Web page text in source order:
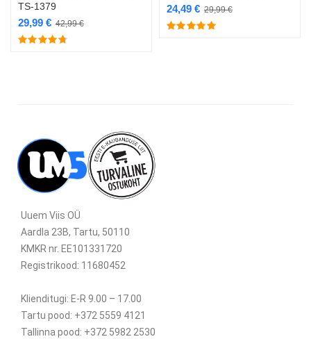
TS-1379
42,99€
29,99 €
29,99€
24,49 €
Uuem Viis OÜ
Aardla 23B, Tartu, 50110
KMKR nr. EE101331720
Registrikood: 11680452
Klienditugi: E-R 9.00 – 17.00
Tartu pood: +372 5559 4121
Tallinna pood: +372 5982 2530